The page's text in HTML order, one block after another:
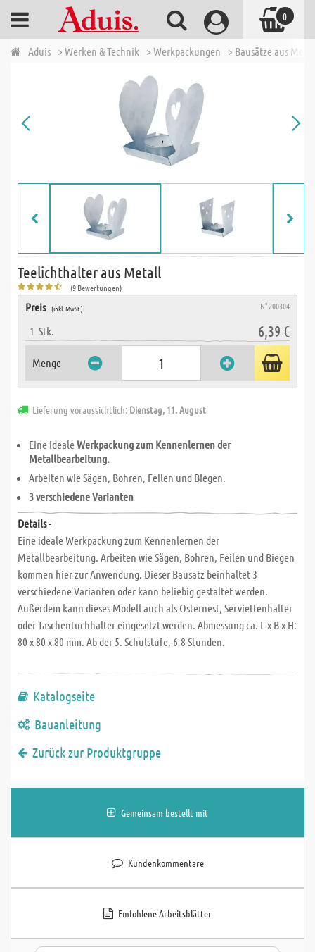
Aduis > Werken & Technik > Werkpackungen > Bausätze aus
Teelichthalter aus Metall
(9 Bewertungen)
Preis (inkl. MwSt.) N° 200304
1 Stk. 6,39 €
Menge
Lieferung voraussichtlich: Dienstag, 11. August
Eine idealeWerkpackung zum Kennenlernen der
Metallbearbeitung.
Arbeiten wie Sägen, Bohren, Feilen und Biegen.
3 verschiedene Varianten
Details -
Eine ideale Werkpackung zum Kennenlernen der
Metallbearbeitung. Arbeiten wie Sägen, Bohren, Feilen und Biegen
kommen hier zur Anwendung. Dieser Bausatz beinhaltet 3
verschiedene Varianten oder kann beliebig gestaltet werden.
Außerdem kann dieses Modell auch als Osternest, Serviettenhalter
oder Taschentuchhalter eingesetzt werden. Abmessung ca. L x B x H:
80 x 80 x 80 mm. Ab der 5. Schulstufe, 6-8 Stunden.
Katalogseite
Bauanleitung
Zurück zur Produktgruppe
Gemeinsam bestellt mit
Kundenkommentare
Emfohlene Arbeitsblätter
0